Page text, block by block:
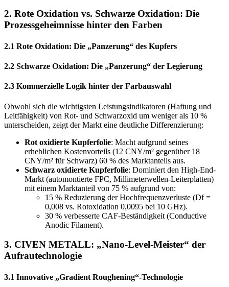
2. Rote Oxidation vs. Schwarze Oxidation: Die
Prozessgeheimnisse hinter den Farben
2.1 Rote Oxidation: Die „Panzerung“ des Kupfers
2.2 Schwarze Oxidation: Die „Panzerung“ der Legierung
2.3 Kommerzielle Logik hinter der Farbauswahl
Obwohl sich die wichtigsten Leistungsindikatoren (Haftung und
Leitfähigkeit) von Rot- und Schwarzoxid um weniger als 10 %
unterscheiden, zeigt der Markt eine deutliche Differenzierung:
Rot oxidierte Kupferfolie: Macht aufgrund seines
erheblichen Kostenvorteils (12 CNY/m² gegenüber 18
CNY/m² für Schwarz) 60 % des Marktanteils aus.
Schwarz oxidierte Kupferfolie: Dominiert den High-End-
Markt (automontierte FPC, Millimeterwellen-Leiterplatten)
mit einem Marktanteil von 75 % aufgrund von:
15 % Reduzierung der Hochfrequenzverluste (Df =
0,008 vs. Rotoxidation 0,0095 bei 10 GHz).
30 % verbesserte CAF-Beständigkeit (Conductive
Anodic Filament).
3. CIVEN METALL: „Nano-Level-Meister“ der
Aufrautechnologie
3.1 Innovative „Gradient Roughening“-Technologie